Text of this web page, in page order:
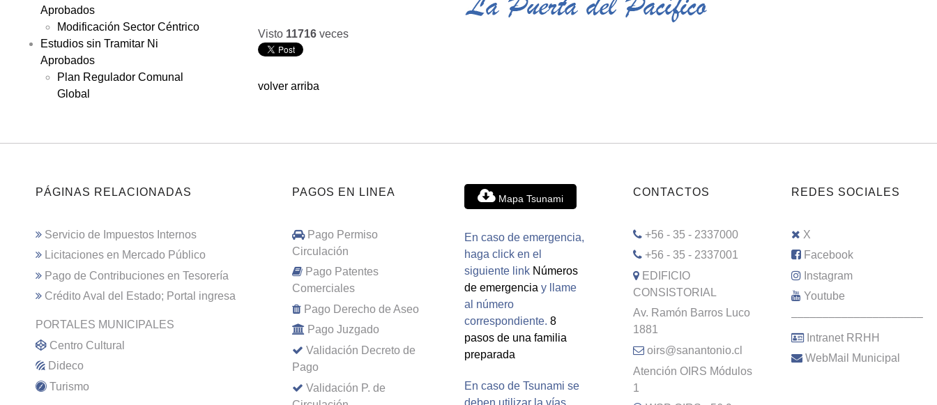
Aprobados
Modificación Sector Céntrico
Estudios sin Tramitar Ni
Aprobados
Plan Regulador Comunal
Global
Visto 11716 veces
volver arriba
PÁGINAS RELACIONADAS
Servicio de Impuestos Internos
Licitaciones en Mercado Público
Pago de Contribuciones en Tesorería
Crédito Aval del Estado; Portal ingresa
PORTALES MUNICIPALES
Centro Cultural
Dideco
Turismo
PAGOS EN LINEA
Pago Permiso
Circulación
Pago Patentes
Comerciales
Pago Derecho de Aseo
Pago Juzgado
Validación Decreto de
Pago
Validación P. de
Mapa Tsunami
En caso de emergencia,
haga click en el
siguiente link Números
de emergencia y llame
al número
correspondiente. 8
pasos de una familia
preparada
En caso de Tsunami se
deben utilizar la vías
CONTACTOS
+56 - 35 - 2337000
+56 - 35 - 2337001
EDIFICIO
CONSISTORIAL
Av. Ramón Barros Luco
1881
oirs@sanantonio.cl
Atención OIRS Módulos
1
REDES SOCIALES
X
Facebook
Instagram
Youtube
–––––––––––––––––––––
Intranet RRHH
WebMail Municipal